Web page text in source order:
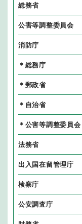
総務省
公害等調整委員会
消防庁
＊総務庁
＊郵政省
＊自治省
＊公害等調整委員会
法務省
出入国在留管理庁
検察庁
公安調査庁